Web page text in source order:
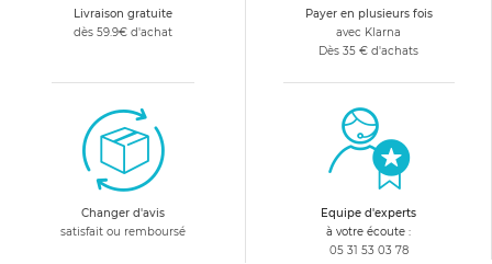
Livraison gratuite
dès 59.9€ d'achat
Payer en plusieurs fois
avec Klarna
Dès 35 € d'achats
Changer d'avis
satisfait ou remboursé
Equipe d'experts
à votre écoute :
05 31 53 03 78